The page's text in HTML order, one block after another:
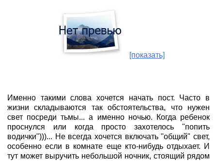
[показать]
Именно такими слова хочется начать пост. Часто в
жизни складываются так обстоятельства, что нужен
свет посреди тьмы... а именно ночью. Когда ребенок
проснулся или когда просто захотелось "попить
водички")))... Не всегда хочется включать "общий" свет,
особенно если в комнате еще кто-нибудь отдыхает. И
тут может выручить небольшой ночник, стоящий рядом